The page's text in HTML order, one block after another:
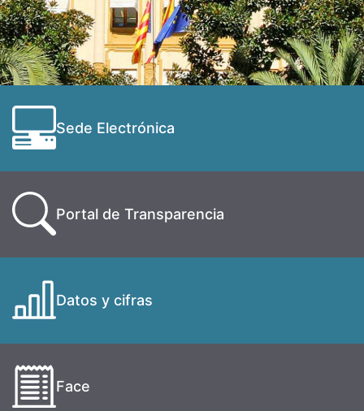
Sede Electrónica
Portal de Transparencia
Datos y cifras
Face